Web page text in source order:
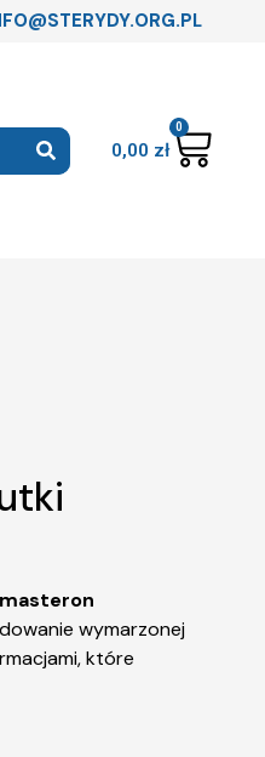
0,00 zł
0
masteron
wymarzonej
które